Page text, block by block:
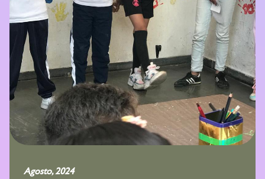
Agosto, 2024